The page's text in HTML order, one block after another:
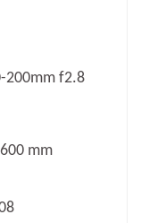
200mm f2.8
mm